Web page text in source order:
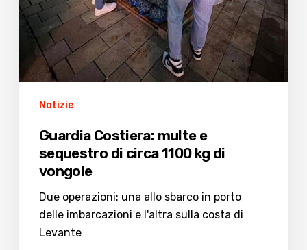
Notizie
Guardia Costiera: multe e
sequestro di circa 1100 kg di
vongole
Due operazioni: una allo sbarco in porto
delle imbarcazioni e l'altra sulla costa di
Levante